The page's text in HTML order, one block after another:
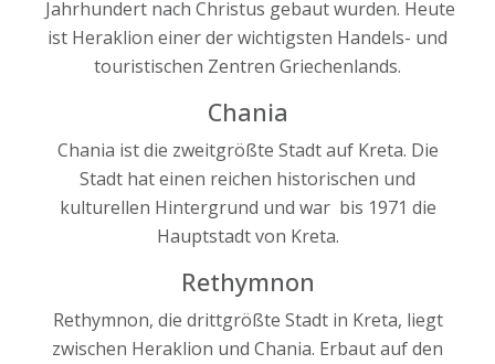
Jahrhundert nach Christus gebaut wurden. Heute
ist Heraklion einer der wichtigsten Handels- und
touristischen Zentren Griechenlands.
Chania
Chania ist die zweitgrößte Stadt auf Kreta. Die
Stadt hat einen reichen historischen und
kulturellen Hintergrund und war bis 1971 die
Hauptstadt von Kreta.
Rethymnon
Rethymnon, die drittgrößte Stadt in Kreta, liegt
zwischen Heraklion und Chania. Erbaut auf den